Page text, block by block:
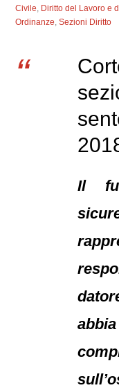
Civile, Diritto del Lavoro e
Ordinanze,Sezioni Diritto
Il